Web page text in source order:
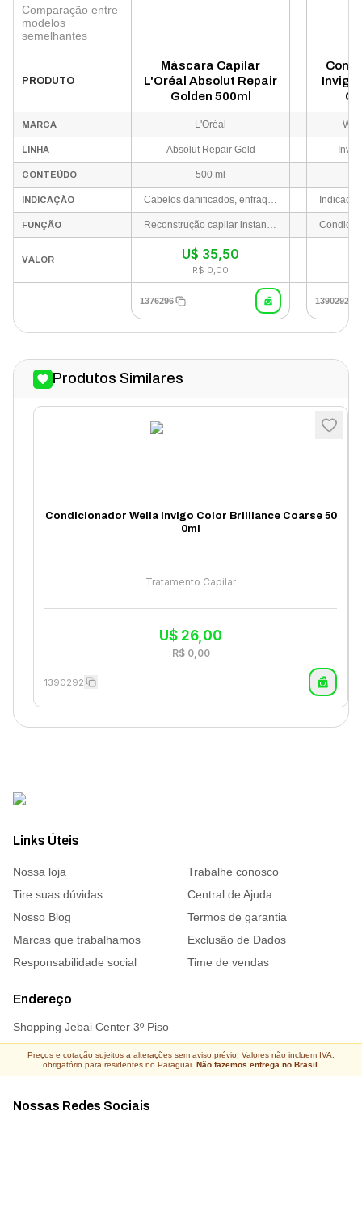
Comparação entre
modelos
semelhantes
PRODUTO
Máscara Capilar
L'Oréal Absolut Repair
Golden 500ml
Invigo
MARCA L'Oréal
LINHA Absolut Repair Gold
CONTEÚDO 500 ml
INDICAÇÃO Cabelos danificados, enfraquecidos, quimicamente tratados ou ressecados
FUNÇÃO Reconstrução capilar instantânea, nutrição profunda e reparação da fibra capilar sem pesar os fios
VALOR U$ 35,50
R$ 0,00
1376296 1390292
Produtos Similares
Condicionador Wella Invigo Color Brilliance Coarse 50
0ml
Tratamento Capilar
U$ 26,00
R$ 0,00
1390292
Links Úteis
Nossa loja
Trabalhe conosco
Tire suas dúvidas
Central de Ajuda
Nosso Blog
Termos de garantia
Marcas que trabalhamos
Exclusão de Dados
Responsabilidade social
Time de vendas
Endereço
Shopping Jebai Center 3º Piso
Nossas Redes Sociais
Preços e cotação sujeitos a alterações sem aviso prévio. Valores não incluem IVA,
obrigatório para residentes no Paraguai. Não fazemos entrega no Brasil.